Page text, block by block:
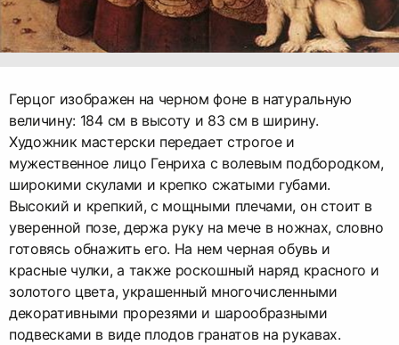
Герцог изображен на черном фоне в натуральную
величину: 184 см в высоту и 83 см в ширину.
Художник мастерски передает строгое и
мужественное лицо Генриха с волевым подбородком,
широкими скулами и крепко сжатыми губами.
Высокий и крепкий, с мощными плечами, он стоит в
уверенной позе, держа руку на мече в ножнах, словно
готовясь обнажить его. На нем черная обувь и
красные чулки, а также роскошный наряд красного и
золотого цвета, украшенный многочисленными
декоративными прорезями и шарообразными
подвесками в виде плодов гранатов на рукавах.